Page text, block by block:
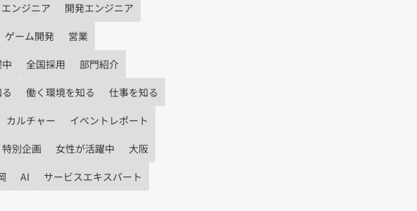
ンジニア
開発エンジニア
ゲーム開発
営業
全国採用
部門紹介
働く環境を知る
仕事を知る
カルチャー
イベントレポート
別企画
女性が活躍中
大阪
AI サービスエキスパート